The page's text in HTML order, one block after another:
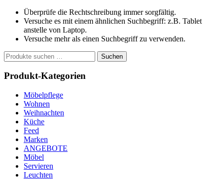
Überprüfe die Rechtschreibung immer sorgfältig.
Versuche es mit einem ähnlichen Suchbegriff: z.B. Tablet
anstelle von Laptop.
Versuche mehr als einen Suchbegriff zu verwenden.
Suchen
nach:
Suchen
Produkt-Kategorien
Möbelpflege
Wohnen
Weihnachten
Küche
Feed
Marken
ANGEBOTE
Möbel
Servieren
Leuchten